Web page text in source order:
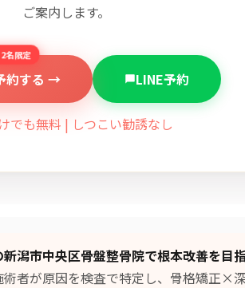
ご案内します。
名限定
約する → LINE予約
でも無料 | しつこい勧誘なし
潟市中央区骨盤整骨院で根本改善を目
者が原因を検査で特定し、 骨格矯正×